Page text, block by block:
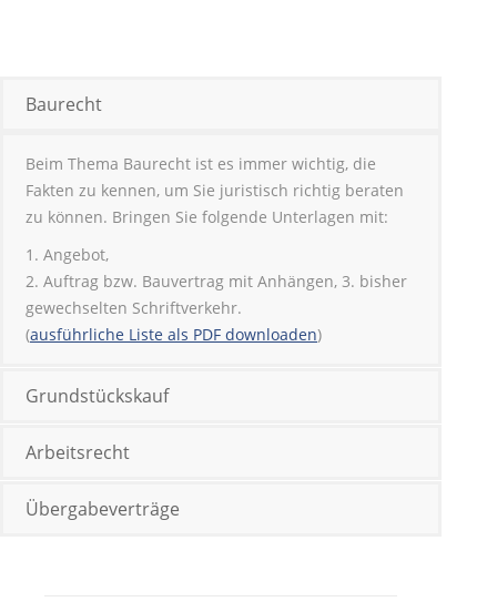
Baurecht
Beim Thema Baurecht ist es immer wichtig, die
Fakten zu kennen, um Sie juristisch richtig beraten
zu können. Bringen Sie folgende Unterlagen mit:
1. Angebot,
2. Auftrag bzw. Bauvertrag mit Anhängen, 3. bisher
gewechselten Schriftverkehr.
(ausführliche Liste als PDF downloaden)
Grundstückskauf
Arbeitsrecht
Übergabeverträge